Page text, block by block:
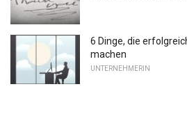
6 Dinge, die
machen
UNTERNEHMERIN